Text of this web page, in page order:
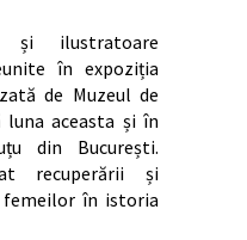
și ilustratoare
în expoziția
de Muzeul de
aceasta și în
din București.
recuperării și
în istoria